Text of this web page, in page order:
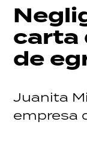
carta
de
Juanita
empresa